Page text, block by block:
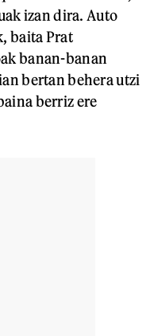
izan dira. Auto
baita Prat
banan-banan
bertan behera utzi
berriz ere